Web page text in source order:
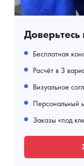
Бесплатная
Расчёт в 3
Визуальное
Персональный
Заказы «под